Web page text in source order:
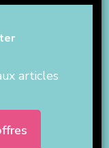
articles